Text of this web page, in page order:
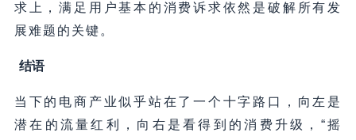
求上，满足用户基本的消费诉求依然是破解所有发
展难题的关键。
结语
当下的电商产业似乎站在了一个十字路口，向左是
潜在的流量红利，向右是看得到的消费升级，“摇